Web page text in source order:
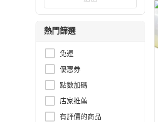
熱門篩選
免運
優惠券
點數加碼
店家推薦
有評價的商品